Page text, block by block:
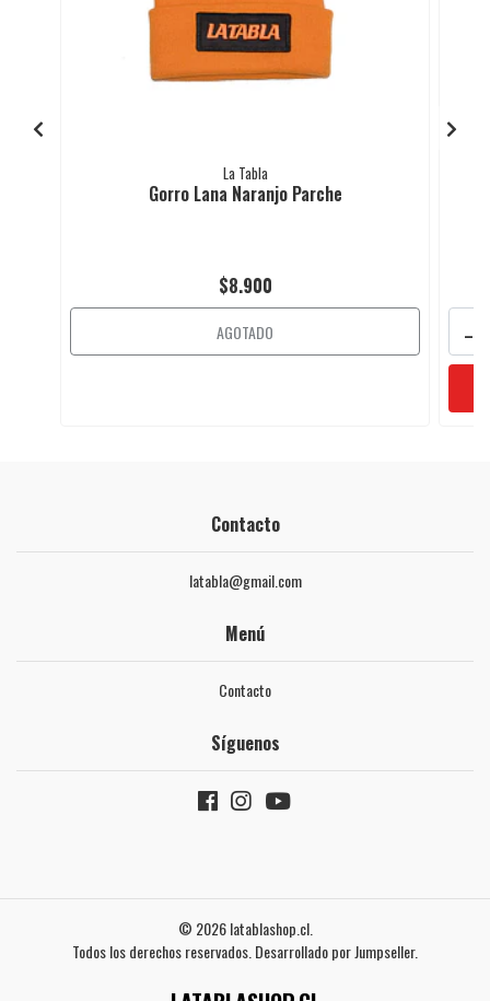
La Tabla
Gorro Lana Naranjo Parche
$8.900
AGOTADO -
Contacto
latabla@gmail.com
Menú
Contacto
Síguenos
© 2026 latablashop.cl.
Todos los derechos reservados. Desarrollado por Jumpseller.